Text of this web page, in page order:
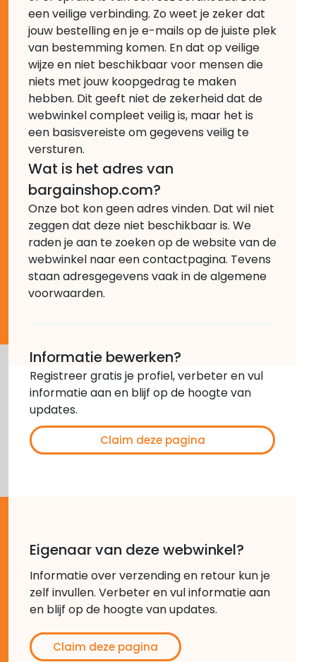
een veilige verbinding. Zo weet je zeker dat
jouw bestelling en je e-mails op de juiste plek
van bestemming komen. En dat op veilige
wijze en niet beschikbaar voor mensen die
niets met jouw koopgedrag te maken
hebben. Dit geeft niet de zekerheid dat de
webwinkel compleet veilig is, maar het is
een basisvereiste om gegevens veilig te
versturen.
Wat is het adres van
bargainshop.com?
Onze bot kon geen adres vinden. Dat wil niet
zeggen dat deze niet beschikbaar is. We
raden je aan te zoeken op de website van de
webwinkel naar een contactpagina. Tevens
staan adresgegevens vaak in de algemene
voorwaarden.
Informatie bewerken?
Registreer gratis je profiel, verbeter en vul
informatie aan en blijf op de hoogte van
updates.
Claim deze pagina
Eigenaar van deze webwinkel?
Informatie over verzending en retour kun je
zelf invullen. Verbeter en vul informatie aan
en blijf op de hoogte van updates.
Claim deze pagina